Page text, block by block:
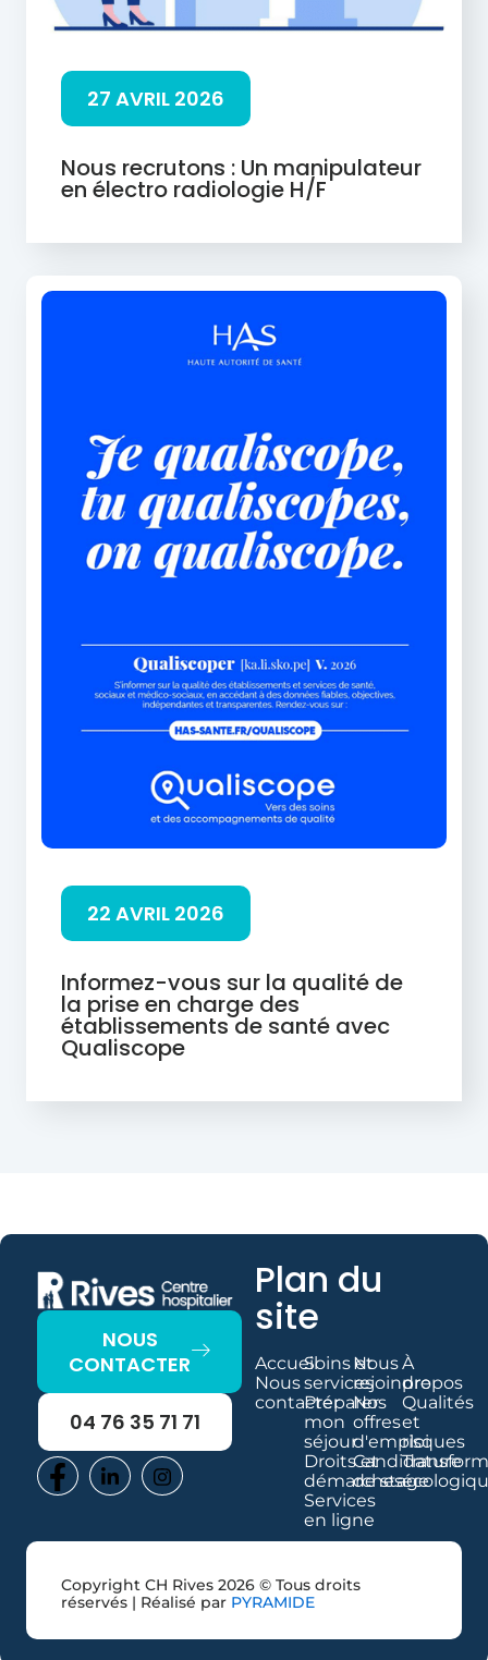
27 AVRIL 2026
Nous recrutons : Un manipulateur
en électro radiologie H/F
22 AVRIL 2026
Informez-vous sur la qualité de
la prise en charge des
établissements de santé avec
Qualiscope
NOUS
CONTACTER
04 76 35 71 71
Plan du
site
Accueil
Nous
contacter
Soins et
services
Préparer
mon
séjour
Droits et
démarches
Services
en ligne
Nous
rejoindre
Nos
offres
d'emploi
Candidature
de stage
À
propos
Qualités
et
risques
Copyright CH Rives 2026 © Tous droits
réservés | Réalisé par PYRAMIDE